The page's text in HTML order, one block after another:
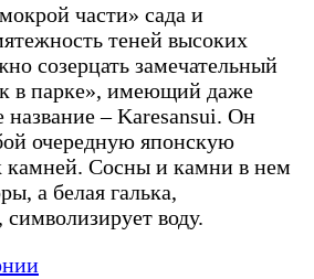
части» сада и
теней высоких
созерцать замечательный
в парке», имеющий даже
название – Karesansui. Он
очередную японскую
камней. Сосны и камни в нем
а белая галька,
воду.